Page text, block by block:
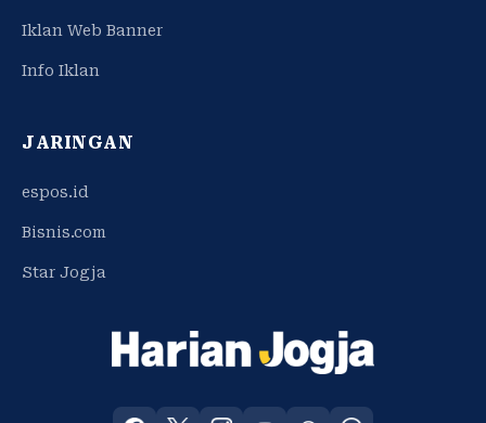
Iklan Web Banner
Info Iklan
JARINGAN
espos.id
Bisnis.com
Star Jogja